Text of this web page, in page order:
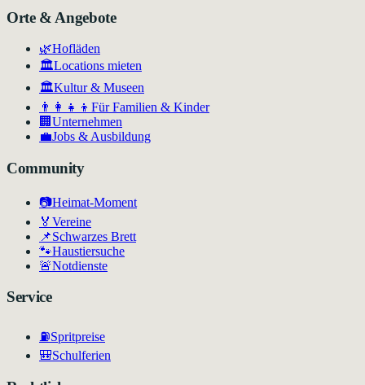
Orte & Angebote
🌿Hofläden
🏛️Locations mieten
🏛Kultur & Museen
👨‍👩‍👧‍👦 Für Familien & Kinder
🏢 Unternehmen
💼Jobs & Ausbildung
Community
📷Heimat-Moment
🏅 Vereine
📌Schwarzes Brett
🐾Haustiersuche
🚨Notdienste
Service
⛽Spritpreise
🎒Schulferien